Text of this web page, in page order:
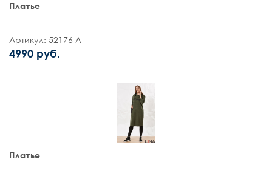
Платье
Артикул: 52176 Л
4990 руб.
Платье